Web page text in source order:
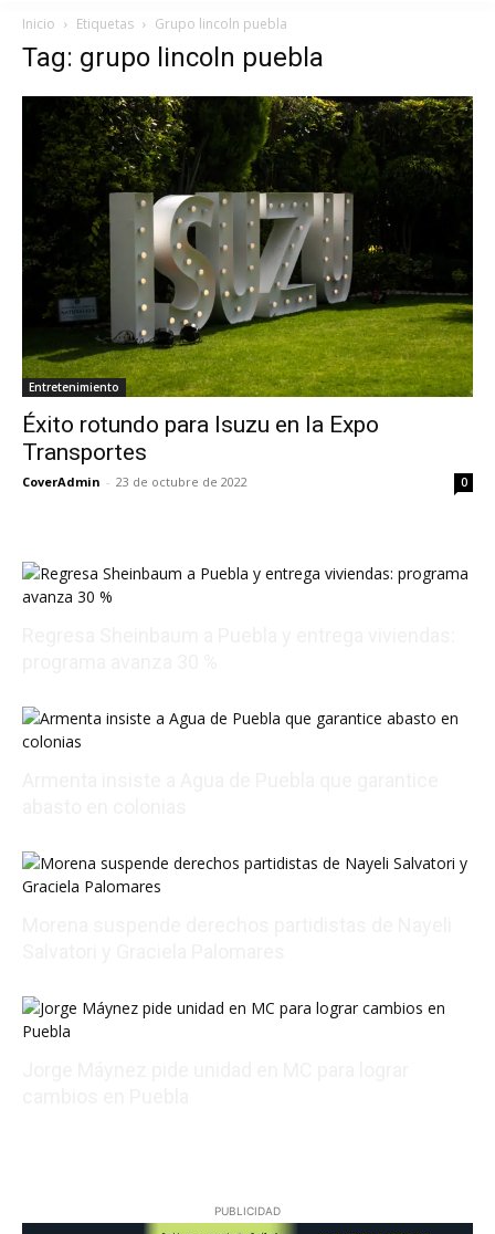
Inicio Etiquetas Grupo lincoln puebla
Tag: grupo lincoln puebla
Entretenimiento
Éxito rotundo para Isuzu en la Expo
Transportes
CoverAdmin - 23 de octubre de 2022 0
PUBLICIDAD